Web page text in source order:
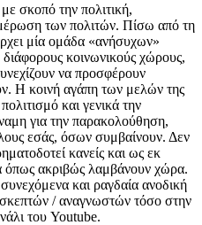
σκοπό την πολιτική,
των πολιτών. Πίσω από τη
μία ομάδα «ανήσυχων»
κοινωνικούς χώρους,
να προσφέρουν
Η κοινή αγάπη των μελών της
και γενικά την
για την παρακολούθηση,
εσάς, όσων συμβαίνουν. Δεν
κανείς και ως εκ
όπως ακριβώς λαμβάνουν χώρα.
και ραγδαία ανοδική
/ αναγνωστών τόσο στην
του Youtube.